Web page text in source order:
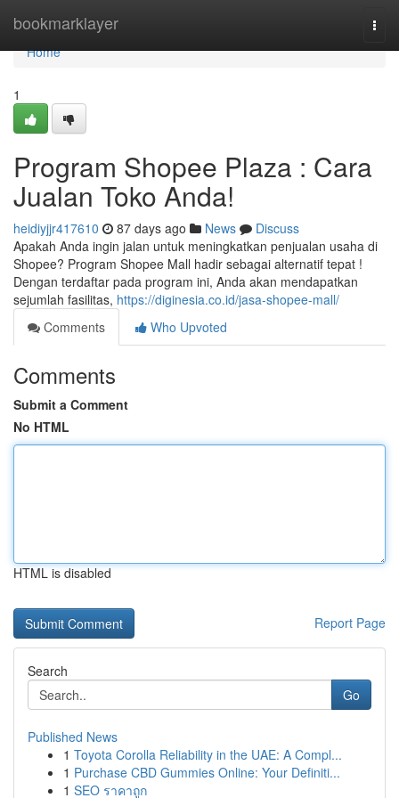
bookmarklayer
Home
Home
1
Program Shopee Plaza : Cara
Jualan Toko Anda!
heidiyjjr417610 87 days ago News
Discuss
Apakah Anda ingin jalan untuk meningkatkan penjualan usaha di
Shopee? Program Shopee Mall hadir sebagai alternatif tepat !
Dengan terdaftar pada program ini, Anda akan mendapatkan
sejumlah fasilitas, https://diginesia.co.id/jasa-shopee-mall/
Comments
Who Upvoted
Comments
Submit a Comment
No HTML
HTML is disabled
Report Page
Search
Go
Published News
1 Toyota Corolla Reliability in the UAE: A Compl...
1 Purchase CBD Gummies Online: Your Definiti...
1 SEO ราคาถูก